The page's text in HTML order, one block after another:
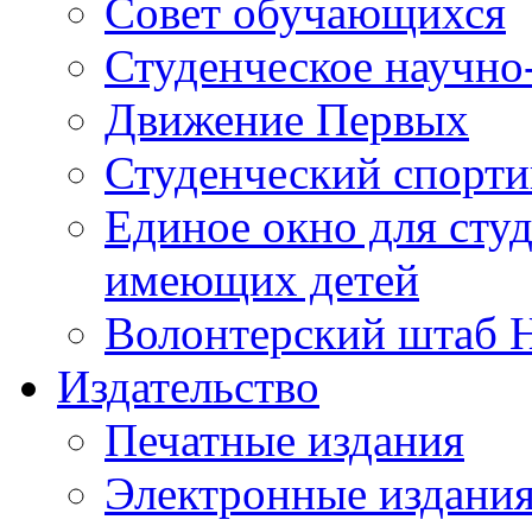
Совет обучающихся
Студенческое
Движение Первых
Студенческий
Единое окно для
имеющих детей
Волонтерский штаб
Издательство
Печатные издания
Электронные